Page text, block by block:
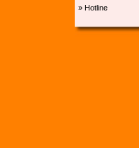
» Hotline